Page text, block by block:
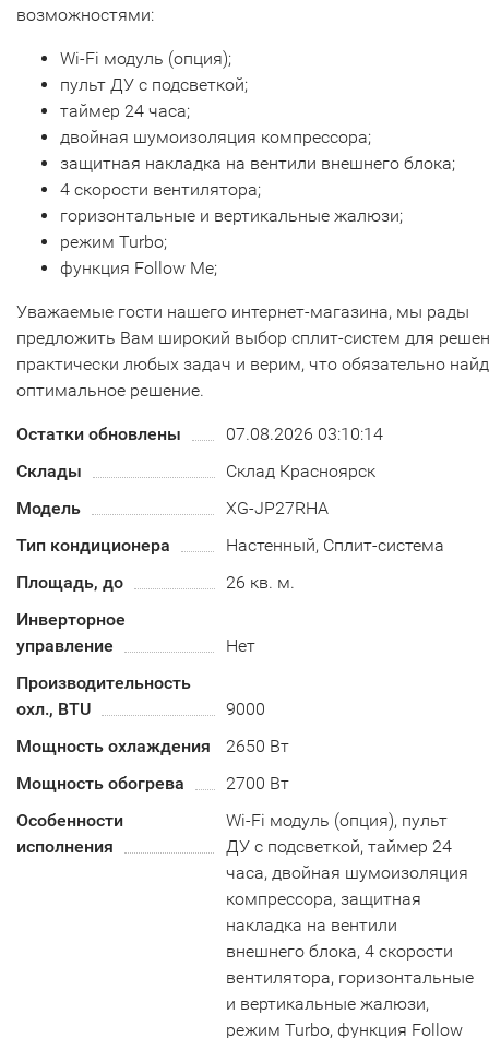
возможностями:
Wi-Fi модуль (опция);
пульт ДУ с подсветкой;
таймер 24 часа;
двойная шумоизоляция компрессора;
защитная накладка на вентили внешнего блока;
4 скорости вентилятора;
горизонтальные и вертикальные жалюзи;
режим Turbo;
функция Follow Me;
Уважаемые гости нашего интернет-магазина, мы рады
предложить Вам широкий выбор сплит-систем для
практически любых задач и верим, что обязательно
оптимальное решение.
Остатки обновлены
07.08.2026 03:10:14
Склады
Склад Красноярск
Модель
XG-JP27RHA
Тип кондиционера
Настенный, Сплит-система
Площадь, до
26 кв. м.
Инверторное
управление
Нет
Производительность
охл., BTU
9000
Мощность охлаждения
2650 Вт
Мощность обогрева
2700 Вт
Особенности
исполнения
Wi-Fi модуль (опция), пульт
ДУ с подсветкой, таймер 24
часа, двойная шумоизоляция
компрессора, защитная
накладка на вентили
внешнего блока, 4 скорости
вентилятора, горизонтальные
и вертикальные жалюзи,
режим Turbo, функция Follow